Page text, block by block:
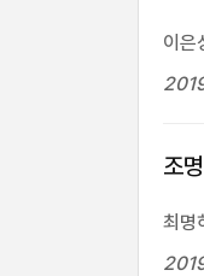
이은
조
최명